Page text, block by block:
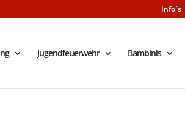
Info´s
Jugendfeuerwehr Bambinis